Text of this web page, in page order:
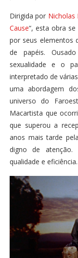
Dirigida por Nicholas
Cause“, esta obra
por seus elementos
de papéis.
sexualidade e o
interpretado de
uma abordagem
universo do
Macartista que
que superou a
anos mais tarde
digno de atenção.
qualidade e eficiência.